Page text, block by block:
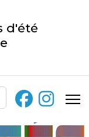
d'été